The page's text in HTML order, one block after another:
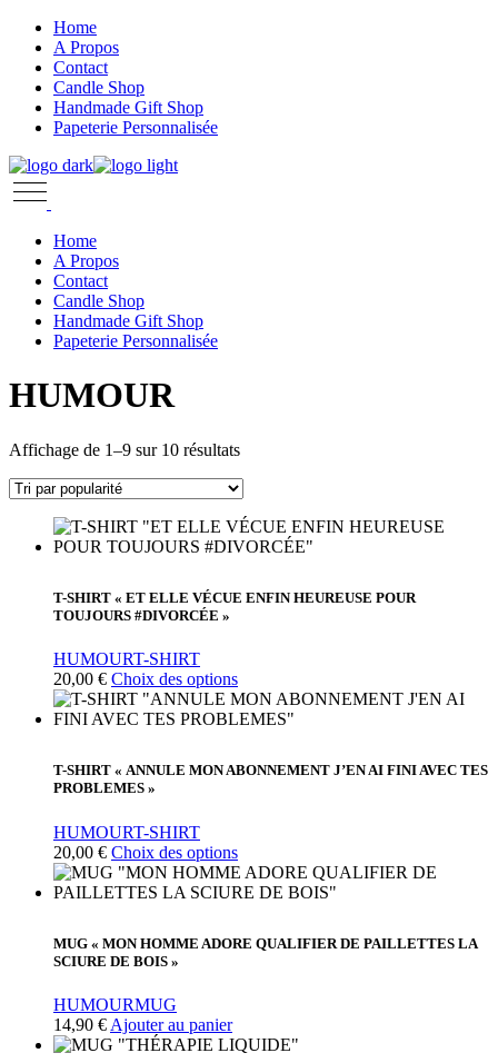
Skip
content
Home
A Propos
Contact
Candle Shop
Handmade Gift Shop
Papeterie Personnalisée
Home
A Propos
Contact
Candle Shop
Handmade Gift Shop
Papeterie Personnalisée
HUMOUR
Affichage de 1–9 sur 10 résultatsTrié
T-SHIRT « ET ELLE VÉCUE ENFIN HEUREUSE POUR
TOUJOURS #DIVORCÉE »
HUMOURT-SHIRT
20,00 € Choix des optionsCe
produit
a
Les
choisies
sur
la
du
T-SHIRT « ANNULE MON ABONNEMENT J’EN AI FINI AVEC TES
PROBLEMES »
HUMOURT-SHIRT
20,00 € Choix des optionsCe
produit
a
Les
sur
MUG « MON HOMME ADORE QUALIFIER DE PAILLETTES LA
SCIURE DE BOIS »
HUMOURMUG
14,90 € Ajouter au panier